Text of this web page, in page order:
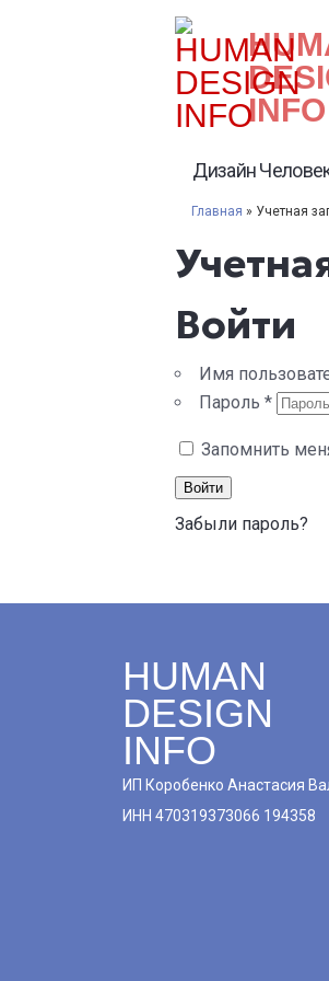
INFO
Дизайн
Главная » Учетная
Войти
Имя
Пароль *
Запомнить
Войти
Забыли пароль?
HUMAN
DESIGN
INFO
ИП Коробенко Анастасия
ИНН 470319373066 194358